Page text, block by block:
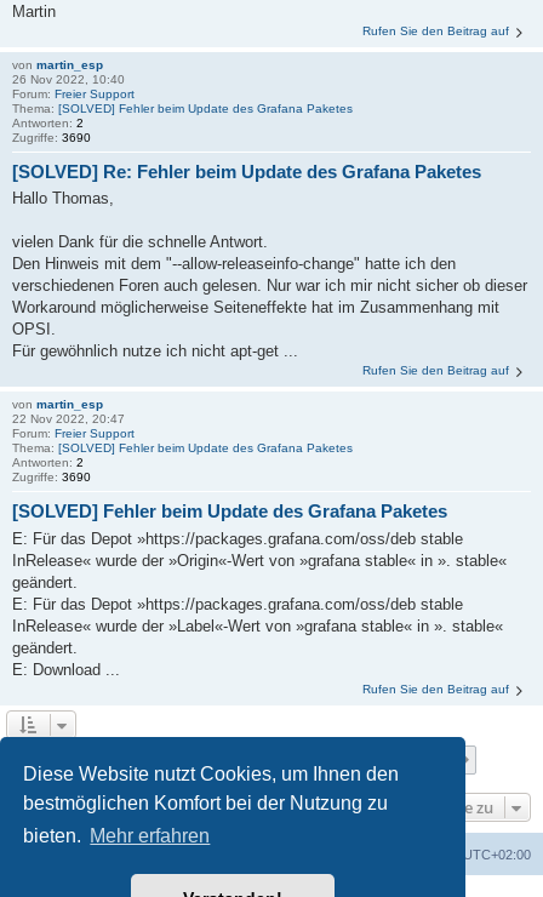
Diese Website nutzt Cookies, um Ihnen den
bestmöglichen Komfort bei der Nutzung zu
bieten. Mehr erfahren
Martin
Rufen Sie den Beitrag auf
von martin_esp
26 Nov 2022, 10:40
Forum: Freier Support
Thema: [SOLVED] Fehler beim Update des Grafana Paketes
Antworten: 2
Zugriffe: 3690
[SOLVED] Re: Fehler beim Update des Grafana Paketes
Hallo Thomas,
vielen Dank für die schnelle Antwort.
Den Hinweis mit dem "--allow-releaseinfo-change" hatte ich den
verschiedenen Foren auch gelesen. Nur war ich mir nicht sicher ob dieser
Workaround möglicherweise Seiteneffekte hat im Zusammenhang mit
OPSI.
Für gewöhnlich nutze ich nicht apt-get ...
Rufen Sie den Beitrag auf
von martin_esp
22 Nov 2022, 20:47
Forum: Freier Support
Thema: [SOLVED] Fehler beim Update des Grafana Paketes
Antworten: 2
Zugriffe: 3690
[SOLVED] Fehler beim Update des Grafana Paketes
E: Für das Depot »https://packages.grafana.com/oss/deb stable
InRelease« wurde der »Origin«-Wert von »grafana stable« in ». stable«
geändert.
E: Für das Depot »https://packages.grafana.com/oss/deb stable
InRelease« wurde der »Label«-Wert von »grafana stable« in ». stable«
geändert.
E: Download ...
Rufen Sie den Beitrag auf
Gehe zu
UTC+02:00